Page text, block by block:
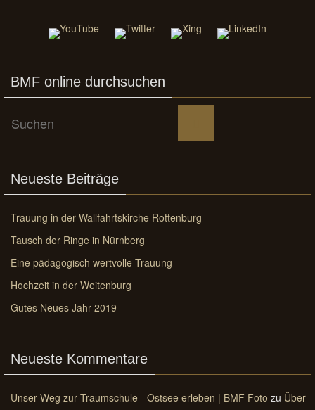
BMF online durchsuchen
Neueste Beiträge
Trauung in der Wallfahrtskirche Rottenburg
Tausch der Ringe in Nürnberg
Eine pädagogisch wertvolle Trauung
Hochzeit in der Weitenburg
Gutes Neues Jahr 2019
Neueste Kommentare
Unser Weg zur Traumschule - Ostsee erleben | BMF Foto zu Über